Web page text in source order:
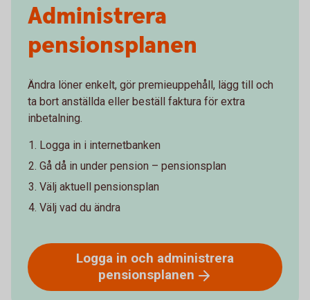
Administrera
pensionsplanen
Ändra löner enkelt, gör premieuppehåll, lägg till och
ta bort anställda eller beställ faktura för extra
inbetalning.
Logga in i internetbanken
Gå då in under pension – pensionsplan
Välj aktuell pensionsplan
Välj vad du ändra
Logga in och administrera
pensionsplanen